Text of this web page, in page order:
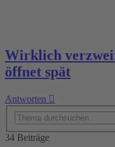
Wirklich
öffnet spät
Antworten
34 Beiträge